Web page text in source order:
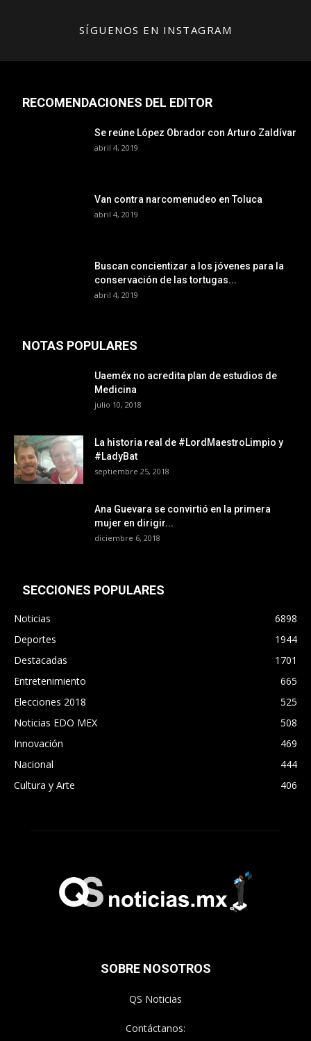
SÍGUENOS EN INSTAGRAM
RECOMENDACIONES DEL EDITOR
Se reúne López Obrador con Arturo Zaldívar
abril 4, 2019
Van contra narcomenudeo en Toluca
abril 4, 2019
Buscan concientizar a los jóvenes para la
conservación de las tortugas...
abril 4, 2019
NOTAS POPULARES
Uaeméx no acredita plan de estudios de
Medicina
julio 10, 2018
La historia real de #LordMaestroLimpio y
#LadyBat
septiembre 25, 2018
Ana Guevara se convirtió en la primera
mujer en dirigir...
diciembre 6, 2018
SECCIONES POPULARES
Noticias
6898
Deportes
1944
Destacadas
1701
Entretenimiento
665
Elecciones 2018
525
Noticias EDO MEX
508
Innovación
469
Nacional
444
Cultura y Arte
406
SOBRE NOSOTROS
QS Noticias
Contáctanos: